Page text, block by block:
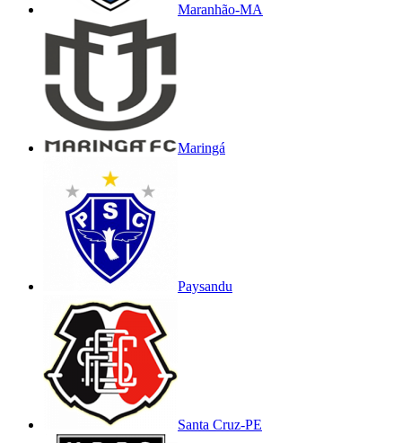
Maranhão-MA
Maringá
Paysandu
Santa Cruz-PE